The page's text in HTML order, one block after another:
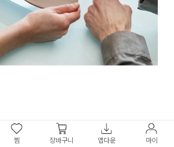
찜 장바구니 앱다운 마이